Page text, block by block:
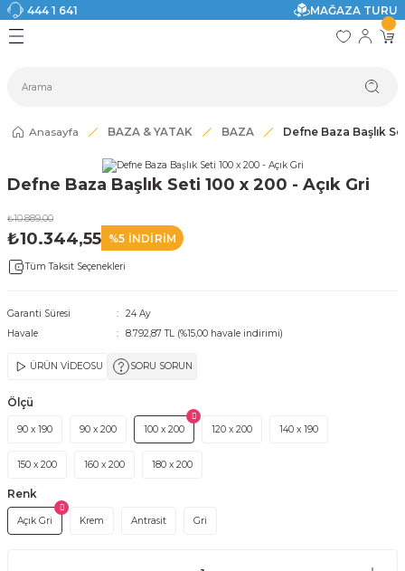
444 1 641
MAĞAZA TURU
Geri Dön
Geri Dön
Geri Dön
Geri Dön
Geri Dön
Geri Dön
Anasayfa BAZA & YATAK BAZA Defne Baza Başlık
Defne Baza Başlık Seti 100 x 200 - Açık Gri
₺10.889,00
₺10.344,55 %5 İNDİRİM
Tüm Taksit Seçenekleri
Garanti Süresi
24 Ay
Havale
8.792,87 TL (%15,00 havale indirimi)
ÜRÜN VİDEOSU SORU SORUN
Ölçü
90 x 190 90 x 200 100 x 200 120 x 200 140 x 190
150 x 200 160 x 200 180 x 200
Renk
Açık Gri Krem Antrasit Gri